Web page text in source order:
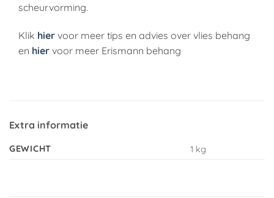
scheurvorming.
Klik hier voor meer tips en advies over vlies behang
en hier voor meer Erismann behang
Extra informatie
GEWICHT 1 kg